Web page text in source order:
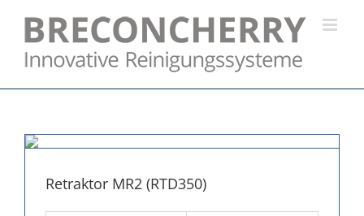
content
Retraktor MR2 (RTD350)